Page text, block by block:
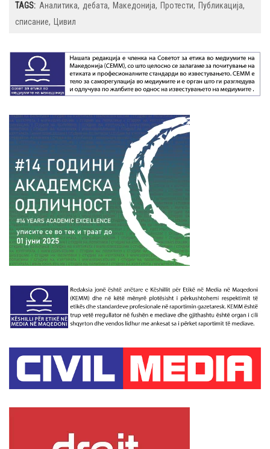
TAGS: Аналитика дебата Македонија Протести
Публикација
списание
Цивил